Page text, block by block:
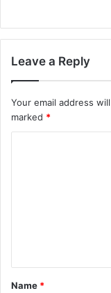
Leave a Reply
Your email address
marked *
Name *